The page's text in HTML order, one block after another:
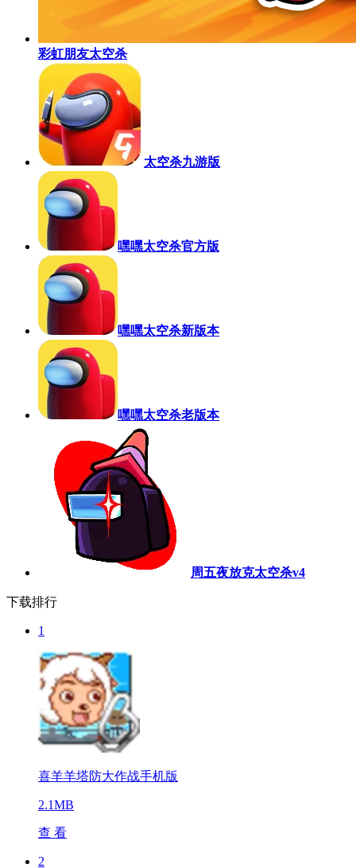
彩虹朋友太空杀
太空杀九游版
嘿嘿太空杀官方版
嘿嘿太空杀新版本
嘿嘿太空杀老版本
周五夜放克太空杀v4
下载排行
1
喜羊羊塔防大作战手机版
2.1MB
查 看
2